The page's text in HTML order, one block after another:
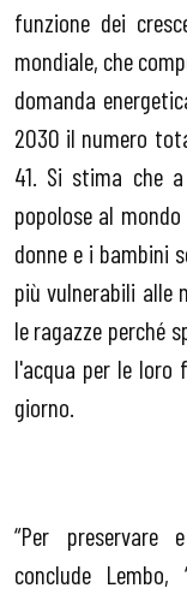
funzione dei
mondiale, che
domanda
2030 il numero
41. Si stima che
popolose al
donne e i bambini
più vulnerabili alle
le ragazze perché
l'acqua per le loro
giorno.
“Per preservare
conclude Lembo,